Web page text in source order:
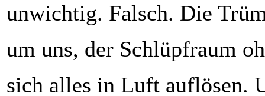
unwichtig. Falsch. Die
um uns, der Schlüpfraum
sich alles in Luft auflösen.